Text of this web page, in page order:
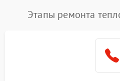
Этапы ремонта